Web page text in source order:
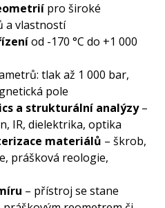
pro široké
a vlastností
od -170 °C do +1 000
tlak až 1 000 bar,
pole
a strukturální analýzy–
IR, dielektrika, optika
materiálů – škrob,
prášková reologie,
– přístroj se stane